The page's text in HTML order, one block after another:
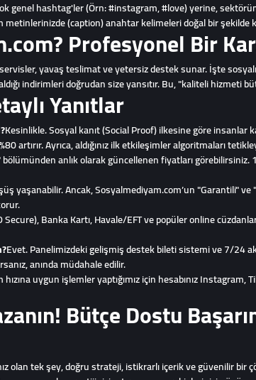
genel hashtag'ler (Örn: #instagram, #love) yerine,
(caption) anahtar kelimeleri doğal bir şekilde
Profesyonel Bir
yavaş teslimat ve yetersiz destek sunar. İşte
indirimleri doğrudan size yansıtır. Bu, "kaliteli hizmeti
Yanıtlar
Kesinlikle. Sosyal kanıt (Social Proof) ilkesine göre insanlar
Ayrıca, aldığınız ilk etkileşimler algoritmaları
anlık olarak güncellenen fiyatları
yaşanabilir. Ancak, Sosyalmediyam.com’un "Garantili"
Banka Kartı, Havale/EFT ve popüler online
Evet. Panelimizdeki gelişmiş destek bileti sistemi ve 7/24
anında müdahale edilir.
uygun işlemler yaptığımız için hesabınız Instagram,
Bütçe Dostu
olan tek şey, doğru strateji, istikrarlı içerik ve güvenilir bir